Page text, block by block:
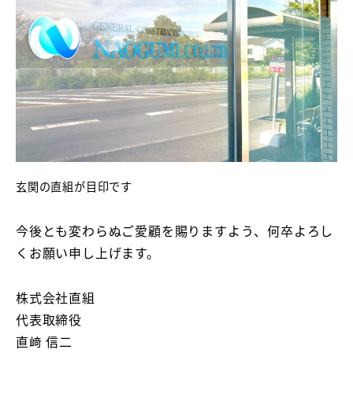
玄関の直組が目印です
今後とも変わらぬご愛顧を賜りますよう、何卒よろし
くお願い申し上げます。
株式会社直組
代表取締役
直﨑 信二